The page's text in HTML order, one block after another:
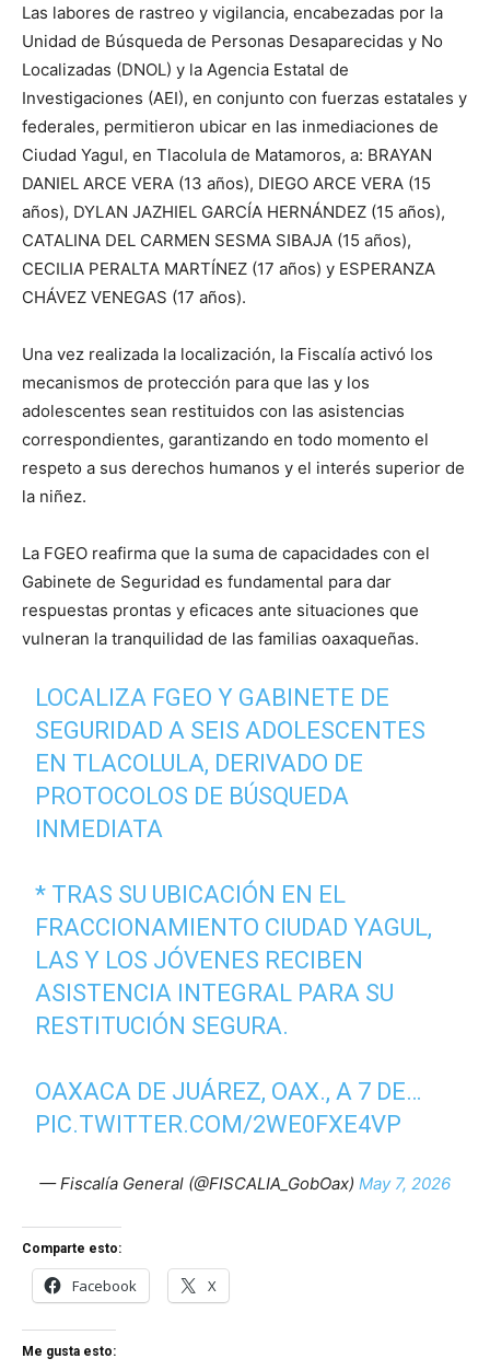
Las labores de rastreo y vigilancia, encabezadas por la
Unidad de Búsqueda de Personas Desaparecidas y No
Localizadas (DNOL) y la Agencia Estatal de
Investigaciones (AEI), en conjunto con fuerzas estatales y
federales, permitieron ubicar en las inmediaciones de
Ciudad Yagul, en Tlacolula de Matamoros, a: BRAYAN
DANIEL ARCE VERA (13 años), DIEGO ARCE VERA (15
años), DYLAN JAZHIEL GARCÍA HERNÁNDEZ (15 años),
CATALINA DEL CARMEN SESMA SIBAJA (15 años),
CECILIA PERALTA MARTÍNEZ (17 años) y ESPERANZA
CHÁVEZ VENEGAS (17 años).
Una vez realizada la localización, la Fiscalía activó los
mecanismos de protección para que las y los
adolescentes sean restituidos con las asistencias
correspondientes, garantizando en todo momento el
respeto a sus derechos humanos y el interés superior de
la niñez.
La FGEO reafirma que la suma de capacidades con el
Gabinete de Seguridad es fundamental para dar
respuestas prontas y eficaces ante situaciones que
vulneran la tranquilidad de las familias oaxaqueñas.
LOCALIZA FGEO Y GABINETE DE
SEGURIDAD A SEIS ADOLESCENTES
EN TLACOLULA, DERIVADO DE
PROTOCOLOS DE BÚSQUEDA
INMEDIATA
* TRAS SU UBICACIÓN EN EL
FRACCIONAMIENTO CIUDAD YAGUL,
LAS Y LOS JÓVENES RECIBEN
ASISTENCIA INTEGRAL PARA SU
RESTITUCIÓN SEGURA.
OAXACA DE JUÁREZ, OAX., A 7 DE…
PIC.TWITTER.COM/2WE0FXE4VP
— Fiscalía General (@FISCALIA_GobOax) May 7, 2026
Comparte esto:
Facebook X
Me gusta esto: